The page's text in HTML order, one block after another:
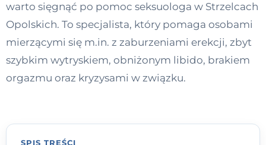
Dla specjalistów
Kontakt
Dołącz do portalu
warto sięgnąć po pomoc seksuologa w Strzelcach
Opolskich. To specjalista, który pomaga osobami
mierzącymi się m.in. z zaburzeniami erekcji, zbyt
szybkim wytryskiem, obniżonym libido, brakiem
orgazmu oraz kryzysami w związku.
SPIS TREŚCI